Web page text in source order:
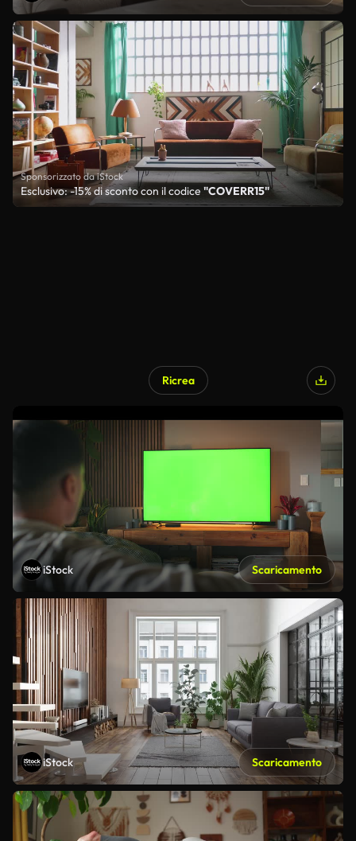
Sponsorizzato da iStock
Esclusivo: -15% di sconto con il codice "COVERR15"
Ricrea
iStock Scaricamento
iStock Scaricamento